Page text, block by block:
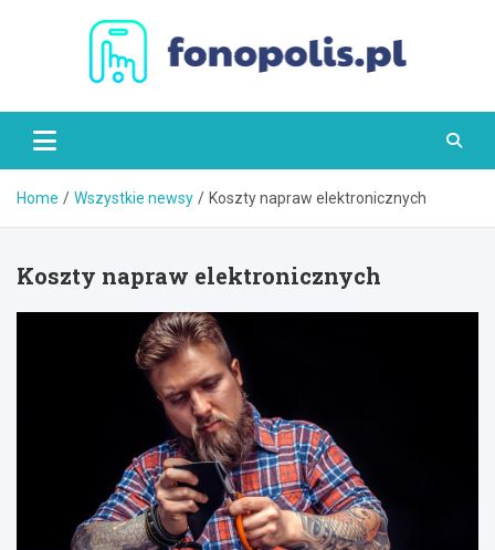
Fonopolis.pl
Home Wszystkie newsy Koszty napraw elektronicznych
Koszty napraw elektronicznych